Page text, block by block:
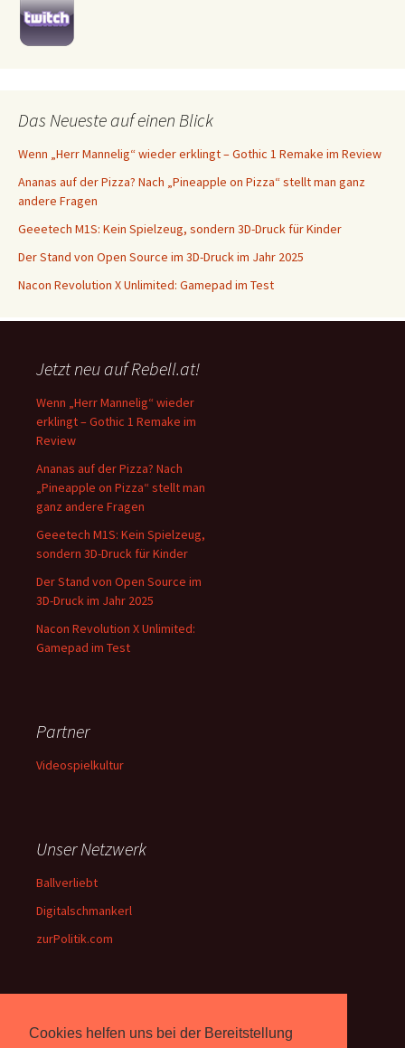
Cookies helfen uns bei der Bereitstellung
Das Neueste auf einen Blick
Wenn „Herr Mannelig“ wieder erklingt – Gothic 1 Remake im Review
Ananas auf der Pizza? Nach „Pineapple on Pizza“ stellt man ganz
andere Fragen
Geeetech M1S: Kein Spielzeug, sondern 3D-Druck für Kinder
Der Stand von Open Source im 3D-Druck im Jahr 2025
Nacon Revolution X Unlimited: Gamepad im Test
Jetzt neu auf Rebell.at!
Wenn „Herr Mannelig“ wieder
erklingt – Gothic 1 Remake im
Review
Ananas auf der Pizza? Nach
„Pineapple on Pizza“ stellt man
ganz andere Fragen
Geeetech M1S: Kein Spielzeug,
sondern 3D-Druck für Kinder
Der Stand von Open Source im
3D-Druck im Jahr 2025
Nacon Revolution X Unlimited:
Gamepad im Test
Partner
Videospielkultur
Unser Netzwerk
Ballverliebt
Digitalschmankerl
zurPolitik.com
Über Uns